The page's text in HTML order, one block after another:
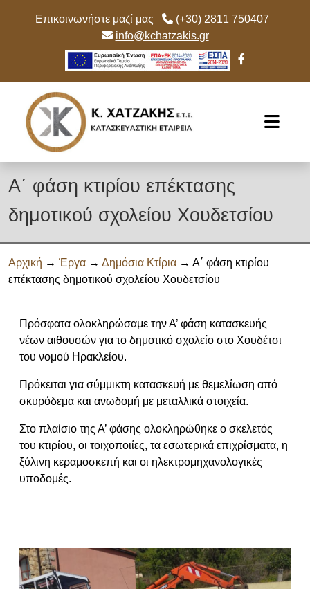
Skip to main content
Επικοινωνήστε μαζί μας
(+30) 2811 750407
info@kchatzakis.gr
Α΄ φάση κτιρίου επέκτασης
δημοτικού σχολείου Χουδετσίου
Αρχική → Έργα → Δημόσια Κτίρια → Α΄ φάση κτιρίου
επέκτασης δημοτικού σχολείου Χουδετσίου
Πρόσφατα ολοκληρώσαμε την Α’ φάση κατασκευής
νέων αιθουσών για το δημοτικό σχολείο στο Χουδέτσι
του νομού Ηρακλείου.
Πρόκειται για σύμμικτη κατασκευή με θεμελίωση από
σκυρόδεμα και ανωδομή με μεταλλικά στοιχεία.
Στο πλαίσιο της Α’ φάσης ολοκληρώθηκε ο σκελετός
του κτιρίου, οι τοιχοποιίες, τα εσωτερικά επιχρίσματα, η
ξύλινη κεραμοσκεπή και οι ηλεκτρομηχανολογικές
υποδομές.